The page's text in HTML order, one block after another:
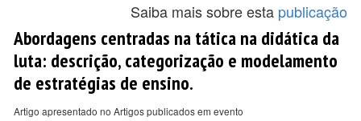
Saiba mais sobre esta publicação
Abordagens centradas na tática na didática da
luta: descrição, categorização e modelamento
de estratégias de ensino.
Artigo apresentado no Artigos publicados em evento